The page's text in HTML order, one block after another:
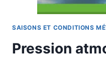
SAISONS ET CONDITIONS
Pression